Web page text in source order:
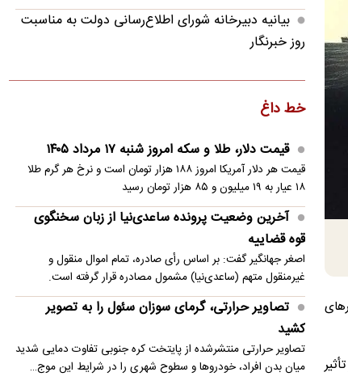
بیانیه دبیرخانه شورای اطلاع‌رسانی دولت به مناسبت
روز خبرنگار
قیمت دلار، طلا و سکه امروز شنبه ۱۷ مرداد ۱۴۰۵
ایری و قربانی آخرین خریدهای تابستانی پرسپولیس؟
آخرین وضعیت پرونده ساعدی‌نیا از زبان سخنگوی
قوه قضاییه
تصاویر؛ آیین کهن نوروزبل؛ آغاز قرن ۱۷ دیلمی
شهباز شریف مسجدالنبی را زیارت کرد
خط داغ
قیمت دلار، طلا و سکه امروز شنبه ۱۷ مرداد ۱۴۰۵
قیمت هر دلار آمریکا امروز ۱۸۸ هزار تومان است و نرخ هر گرم طلا
۱۸ عیار به ۱۹ میلیون و ۸۵ هزار تومان رسید
آخرین وضعیت پرونده ساعدی‌نیا از زبان سخنگوی
قوه قضاییه
اصغر جهانگیر گفت: بر اساس رأی صادره، تمام اموال منقول و
غیرمنقول متهم (ساعدی‌نیا) مشمول مصادره قرار گرفته است.
تصاویر حرارتی، گرمای سوزان سئول را به تصویر
کشید
تصاویر حرارتی منتشرشده از پایتخت کره جنوبی تفاوت دمایی شدید
میان بدن افراد، خودروها و سطوح شهری را در شرایط این موج…